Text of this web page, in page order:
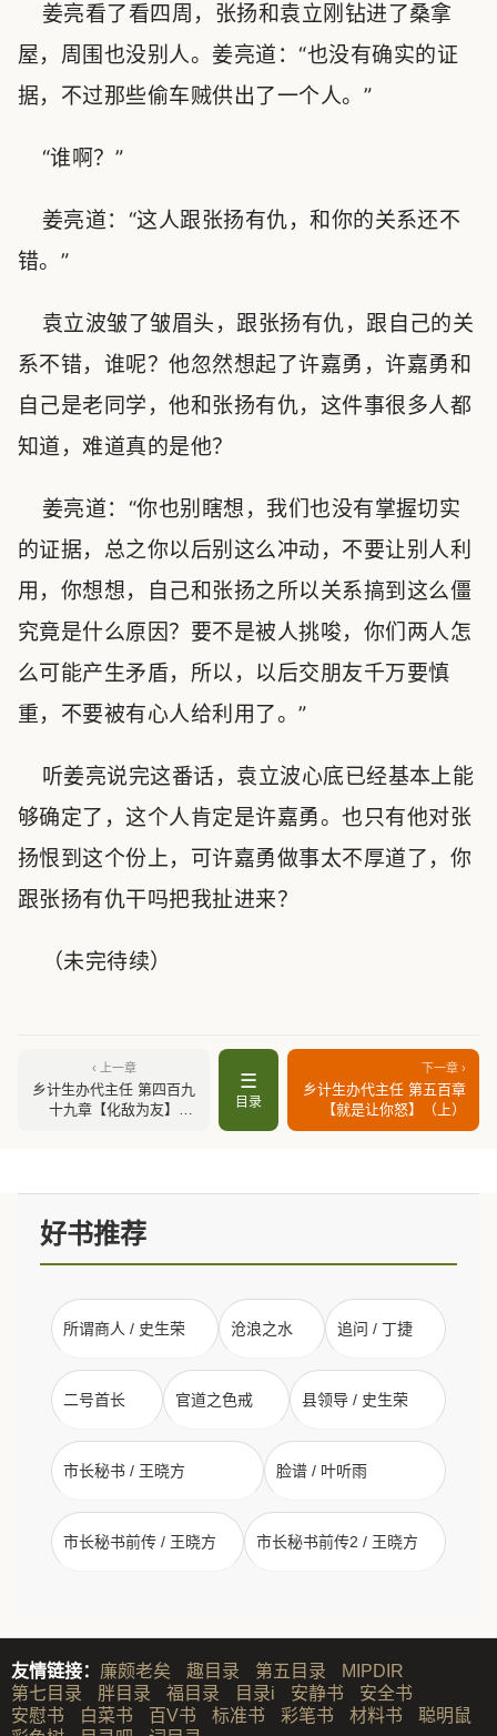
姜亮看了看四周，张扬和袁立刚钻进了桑拿
屋，周围也没别人。姜亮道：“也没有确实的证
据，不过那些偷车贼供出了一个人。”
“谁啊？”
姜亮道：“这人跟张扬有仇，和你的关系还不
错。”
袁立波皱了皱眉头，跟张扬有仇，跟自己的关
系不错，谁呢？他忽然想起了许嘉勇，许嘉勇和
自己是老同学，他和张扬有仇，这件事很多人都
知道，难道真的是他？
姜亮道：“你也别瞎想，我们也没有掌握切实
的证据，总之你以后别这么冲动，不要让别人利
用，你想想，自己和张扬之所以关系搞到这么僵
究竟是什么原因？要不是被人挑唆，你们两人怎
么可能产生矛盾，所以，以后交朋友千万要慎
重，不要被有心人给利用了。”
听姜亮说完这番话，袁立波心底已经基本上能
够确定了，这个人肯定是许嘉勇。也只有他对张
扬恨到这个份上，可许嘉勇做事太不厚道了，你
跟张扬有仇干吗把我扯进来？
（未完待续）
‹ 上一章
乡计生办代主任 第四百九
十九章【化敌为友】
☰
目录
下一章 ›
乡计生办代主任 第五百章
【就是让你怒】（上）
好书推荐
所谓商人 / 史生荣 沧浪之水 追问 / 丁捷
二号首长 官道之色戒 县领导 / 史生荣
市长秘书 / 王晓方 脸谱 / 叶听雨
市长秘书前传 / 王晓方 市长秘书前传2 / 王晓方
友情链接： 廉颇老矣 趣目录 第五目录
MIPDIR
第七目录
胖目录 福目录 目录i 安静书
安全书
安慰书
白菜书 百V书 标准书 彩笔书 材料书
聪明鼠